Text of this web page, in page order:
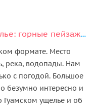
Авторский тур в Гуамское ущелье: горные пейзажи и отдых в термах
формате. Место
река, водопады. Нам
с погодой. Большое
безумно интересно и
Гуамском ущелье и об